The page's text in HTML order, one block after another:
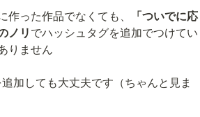
作った作品でなくても、
「ついでに応
ノリ でハッシュタグを追加でつけてい
りません
加しても大丈夫です（ちゃんと見ま